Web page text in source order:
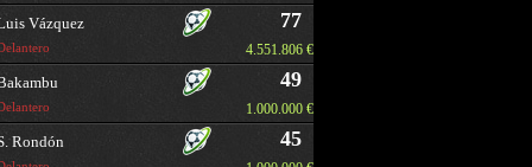
Vázquez 77
4.551.806 €
49
1.000.000 €
Rondón 45